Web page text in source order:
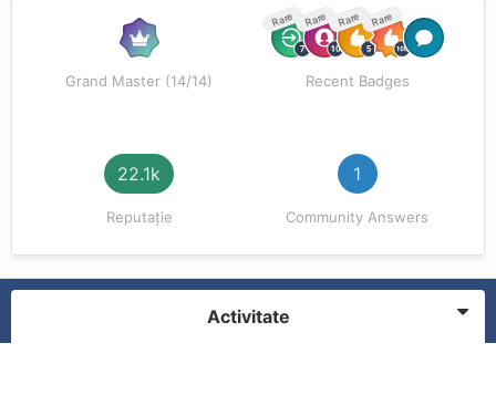
Grand Master (14/14)
Rare Rare Rare Rare
Recent Badges
22.1k
Reputație
1
Community Answers
Activitate